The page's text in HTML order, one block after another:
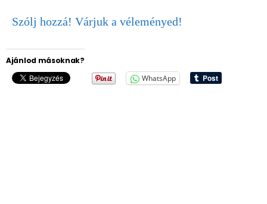
Szólj hozzá! Várjuk a véleményed!
Ajánlod másoknak?
WhatsApp